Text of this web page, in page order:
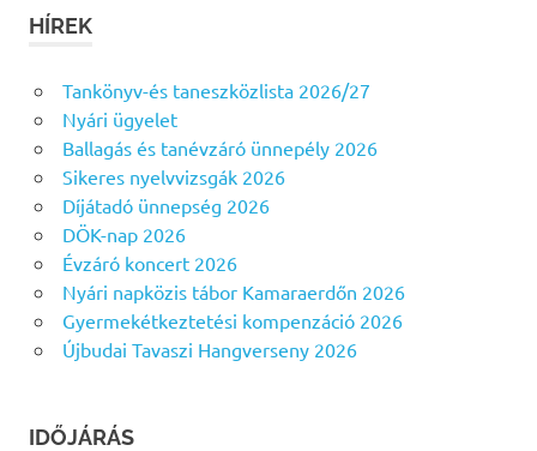
HÍREK
Tankönyv-és taneszközlista 2026/27
Nyári ügyelet
Ballagás és tanévzáró ünnepély 2026
Sikeres nyelvvizsgák 2026
Díjátadó ünnepség 2026
DÖK-nap 2026
Évzáró koncert 2026
Nyári napközis tábor Kamaraerdőn 2026
Gyermekétkeztetési kompenzáció 2026
Újbudai Tavaszi Hangverseny 2026
IDŐJÁRÁS